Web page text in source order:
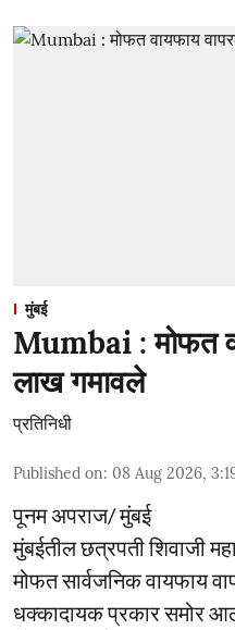
मुंबई
Mumbai : मोफत
लाख गमावले
प्रतिनिधी
Published on: 08 Aug 2026,
पूनम अपराज/ मुंबई
मुंबईतील छत्रपती शिवाजी
मोफत सार्वजनिक वायफाय
धक्कादायक प्रकार समोर